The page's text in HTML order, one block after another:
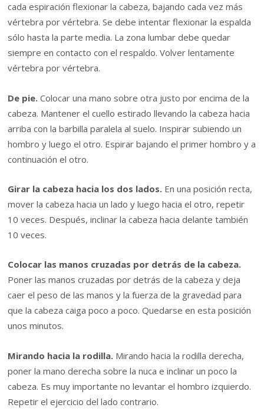
cada espiración flexionar la cabeza, bajando cada vez más
vértebra por vértebra. Se debe intentar flexionar la espalda
sólo hasta la parte media. La zona lumbar debe quedar
siempre en contacto con el respaldo. Volver lentamente
vértebra por vértebra.
De pie.Colocar una mano sobre otra justo por encima de la
cabeza. Mantener el cuello estirado llevando la cabeza hacia
arriba con la barbilla paralela al suelo. Inspirar subiendo un
hombro y luego el otro. Espirar bajando el primer hombro y a
continuación el otro.
Girar la cabeza hacia los dos lados. En una posición recta,
mover la cabeza hacia un lado y luego hacia el otro, repetir
10 veces. Después, inclinar la cabeza hacia delante también
10 veces.
Colocar las manos cruzadas por detrás de la cabeza.
Poner las manos cruzadas por detrás de la cabeza y deja
caer el peso de las manos y la fuerza de la gravedad para
que la cabeza caiga poco a poco. Quedarse en esta posición
unos minutos.
Mirando hacia la rodilla. Mirando hacia la rodilla derecha,
poner la mano derecha sobre la nuca e inclinar un poco la
cabeza. Es muy importante no levantar el hombro izquierdo.
Repetir el ejercicio del lado contrario.